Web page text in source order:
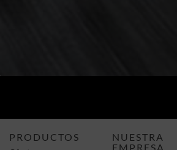
PRODUCTOS
NUESTRA
EMPRESA